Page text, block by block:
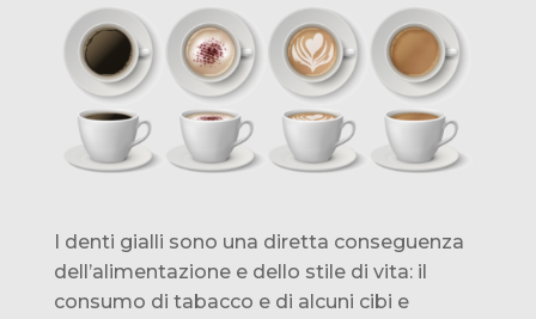
I denti gialli sono una diretta conseguenza
dell’alimentazione e dello stile di vita: il
consumo di tabacco e di alcuni cibi e